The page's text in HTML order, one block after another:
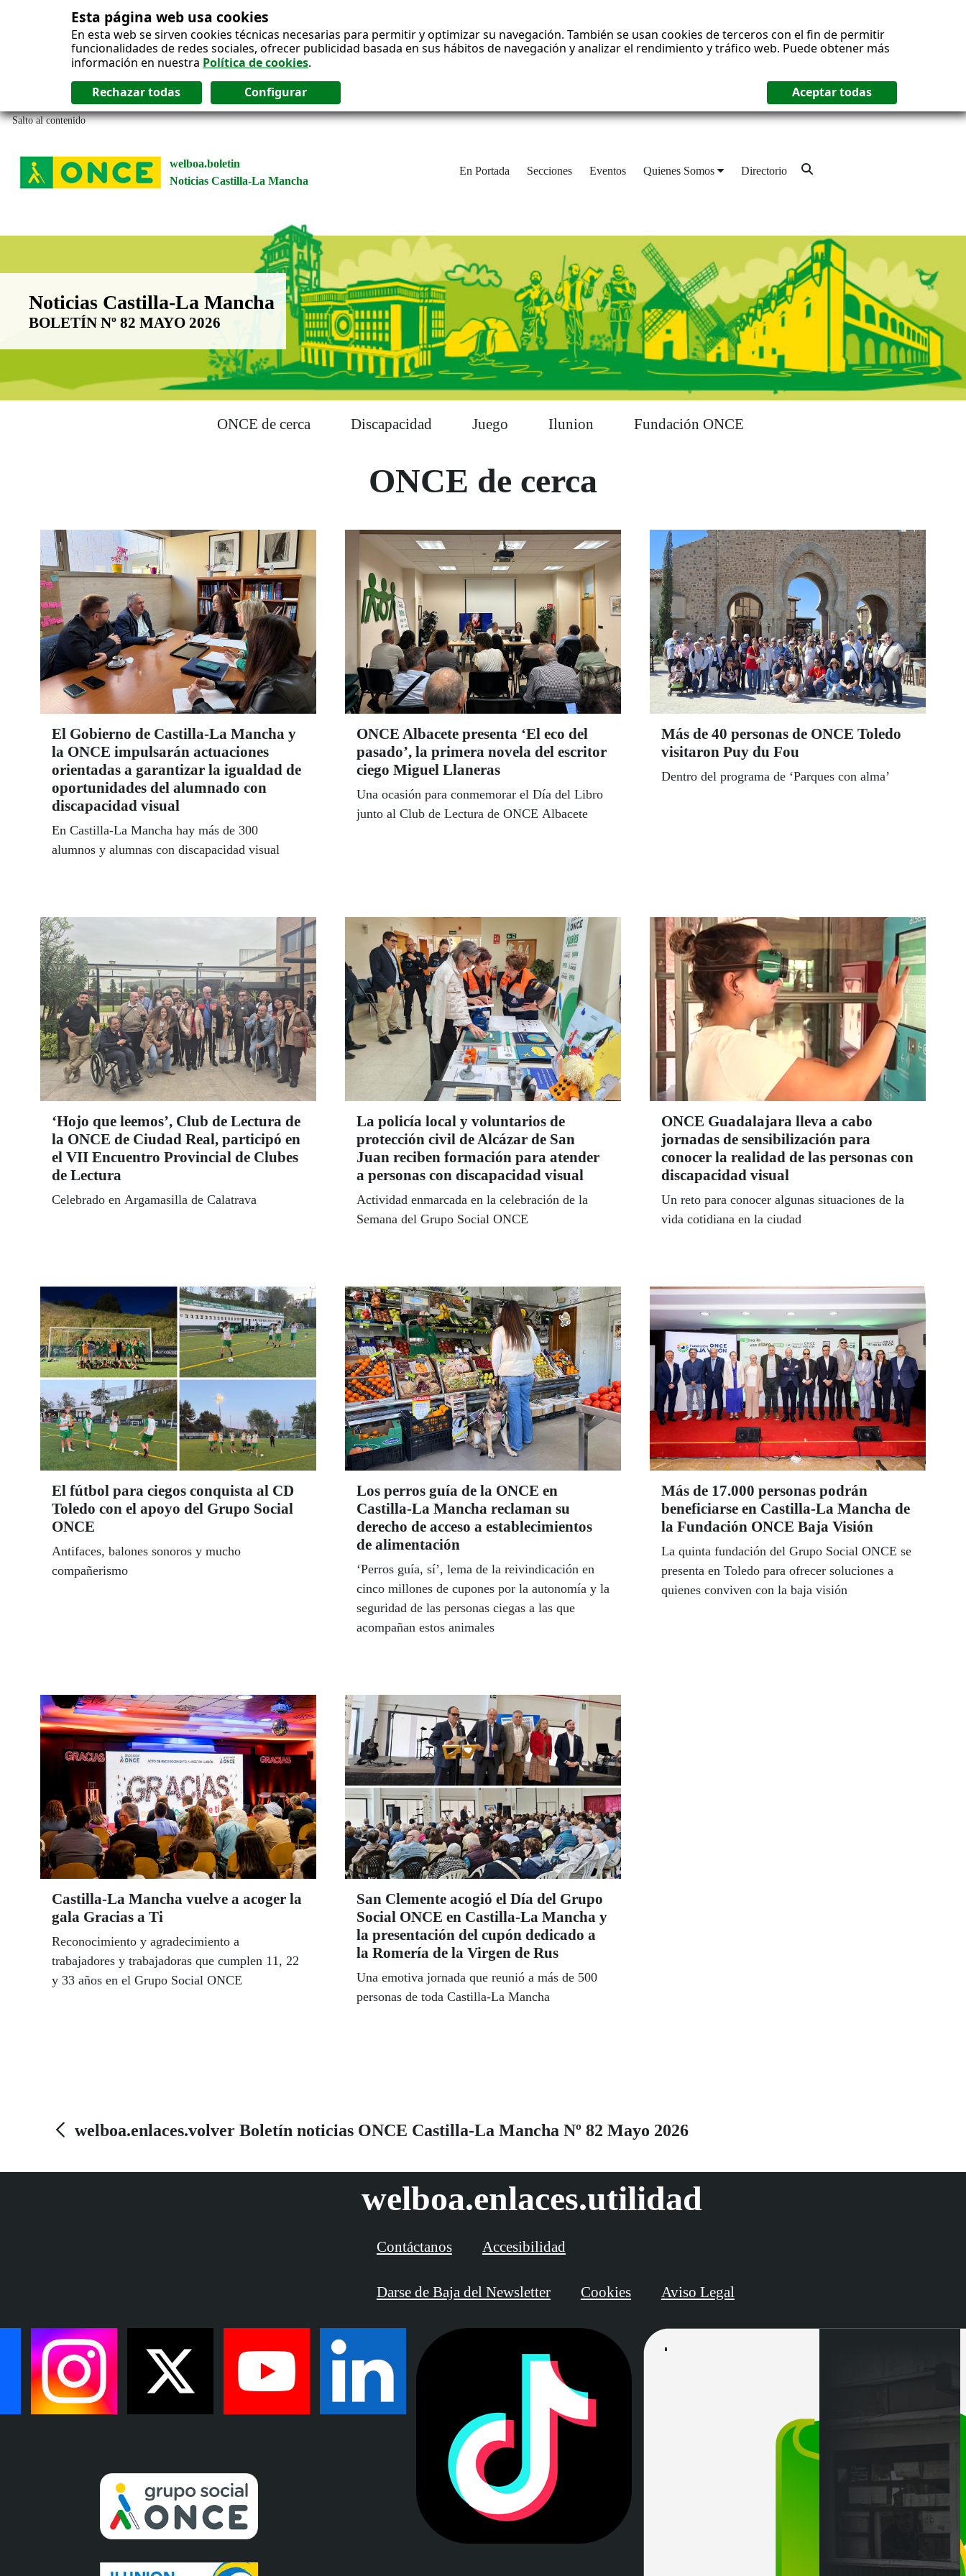
Esta página web usa cookies
En esta web se sirven cookies técnicas necesarias para permitir y optimizar su navegación. También se usan cookies de terceros con el fin de permitir
funcionalidades de redes sociales, ofrecer publicidad basada en sus hábitos de navegación y analizar el rendimiento y tráfico web. Puede obtener más
información en nuestra Política de cookies.
Salto al contenido
welboa.boletin
Noticias Castilla-La Mancha
En Portada Secciones Eventos Quienes Somos Directorio
Boletín Noticias Castilla-La Mancha
Noticias Castilla-La Mancha
BOLETÍN Nº 82 MAYO 2026
ONCE de cerca Discapacidad Juego Ilunion Fundación ONCE
ONCE de cerca
El Gobierno de Castilla-La Mancha y
la ONCE impulsarán actuaciones
orientadas a garantizar la igualdad de
oportunidades del alumnado con
discapacidad visual
En Castilla-La Mancha hay más de 300
alumnos y alumnas con discapacidad visual
ONCE Albacete presenta ‘El eco del
pasado’, la primera novela del escritor
ciego Miguel Llaneras
Una ocasión para conmemorar el Día del Libro
junto al Club de Lectura de ONCE Albacete
Más de 40 personas de ONCE Toledo
visitaron Puy du Fou
Dentro del programa de ‘Parques con alma’
‘Hojo que leemos’, Club de Lectura de
la ONCE de Ciudad Real, participó en
el VII Encuentro Provincial de Clubes
de Lectura
Celebrado en Argamasilla de Calatrava
La policía local y voluntarios de
protección civil de Alcázar de San
Juan reciben formación para atender
a personas con discapacidad visual
Actividad enmarcada en la celebración de la
Semana del Grupo Social ONCE
ONCE Guadalajara lleva a cabo
jornadas de sensibilización para
conocer la realidad de las personas con
discapacidad visual
Un reto para conocer algunas situaciones de la
vida cotidiana en la ciudad
El fútbol para ciegos conquista al CD
Toledo con el apoyo del Grupo Social
ONCE
Antifaces, balones sonoros y mucho
compañerismo
Los perros guía de la ONCE en
Castilla-La Mancha reclaman su
derecho de acceso a establecimientos
de alimentación
‘Perros guía, sí’, lema de la reivindicación en
cinco millones de cupones por la autonomía y la
seguridad de las personas ciegas a las que
acompañan estos animales
Más de 17.000 personas podrán
beneficiarse en Castilla-La Mancha de
la Fundación ONCE Baja Visión
La quinta fundación del Grupo Social ONCE se
presenta en Toledo para ofrecer soluciones a
quienes conviven con la baja visión
Castilla-La Mancha vuelve a acoger la
gala Gracias a Ti
Reconocimiento y agradecimiento a
trabajadores y trabajadoras que cumplen 11, 22
y 33 años en el Grupo Social ONCE
San Clemente acogió el Día del Grupo
Social ONCE en Castilla-La Mancha y
la presentación del cupón dedicado a
la Romería de la Virgen de Rus
Una emotiva jornada que reunió a más de 500
personas de toda Castilla-La Mancha
welboa.enlaces.volver Boletín noticias ONCE Castilla-La Mancha Nº 82 Mayo 2026
welboa.enlaces.utilidad
Contáctanos Accesibilidad
Darse de Baja del Newsletter Cookies Aviso Legal